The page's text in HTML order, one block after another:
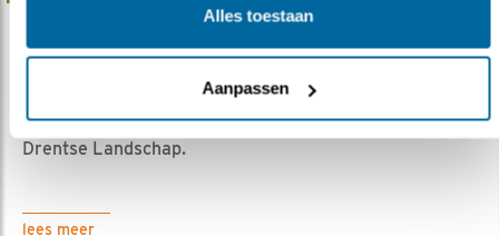
Alles toestaan
Aanpassen
Tip
Fotohut Diependal
25.07.18Op bezoek bij een fotohut van Stichting Het
Drentse Landschap.
lees meer